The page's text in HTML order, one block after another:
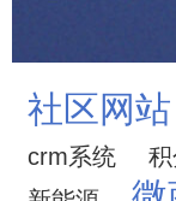
社区网站
crm系统